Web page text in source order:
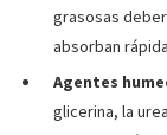
grasosas
absorban
Agentes
glicerina, la